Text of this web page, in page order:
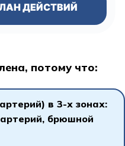
ДЕЙСТВИЙ
потому что:
в 3-х зонах:
брюшной